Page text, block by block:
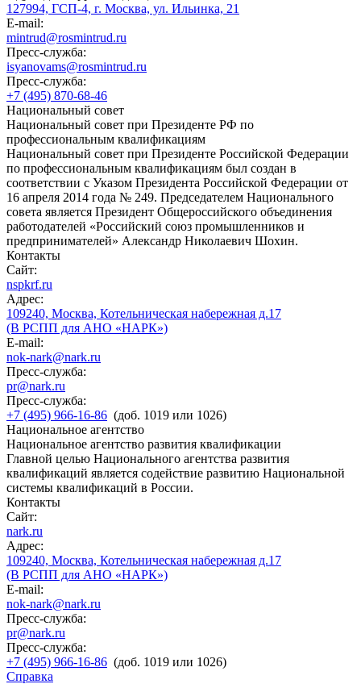
127994, ГСП-4, г. Москва, ул. Ильинка, 21
E-mail:
mintrud@rosmintrud.ru
Пресс-служба:
isyanovams@rosmintrud.ru
Пресс-служба:
+7 (495) 870-68-46
Национальный совет
Национальный совет при Президенте РФ по
профессиональным квалификациям
Национальный совет при Президенте Российской Федерации
по профессиональным квалификациям был создан в
соответствии с Указом Президента Российской Федерации от
16 апреля 2014 года № 249. Председателем Национального
совета является Президент Общероссийского объединения
работодателей «Российский союз промышленников и
предпринимателей» Александр Николаевич Шохин.
Контакты
Сайт:
nspkrf.ru
Адрес:
109240, Москва, Котельническая набережная д.17
(В РСПП для АНО «НАРК»)
E-mail:
nok-nark@nark.ru
Пресс-служба:
pr@nark.ru
Пресс-служба:
+7 (495) 966-16-86 (доб. 1019 или 1026)
Национальное агентство
Национальное агентство развития квалификации
Главной целью Национального агентства развития
квалификаций является содействие развитию Национальной
системы квалификаций в России.
Контакты
Сайт:
nark.ru
Адрес:
109240, Москва, Котельническая набережная д.17
(В РСПП для АНО «НАРК»)
E-mail:
nok-nark@nark.ru
Пресс-служба:
pr@nark.ru
Пресс-служба:
+7 (495) 966-16-86 (доб. 1019 или 1026)
Справка